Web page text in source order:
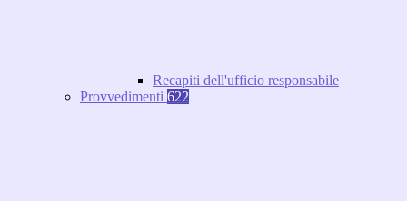
Recapiti dell'ufficio responsabile
Provvedimenti 622